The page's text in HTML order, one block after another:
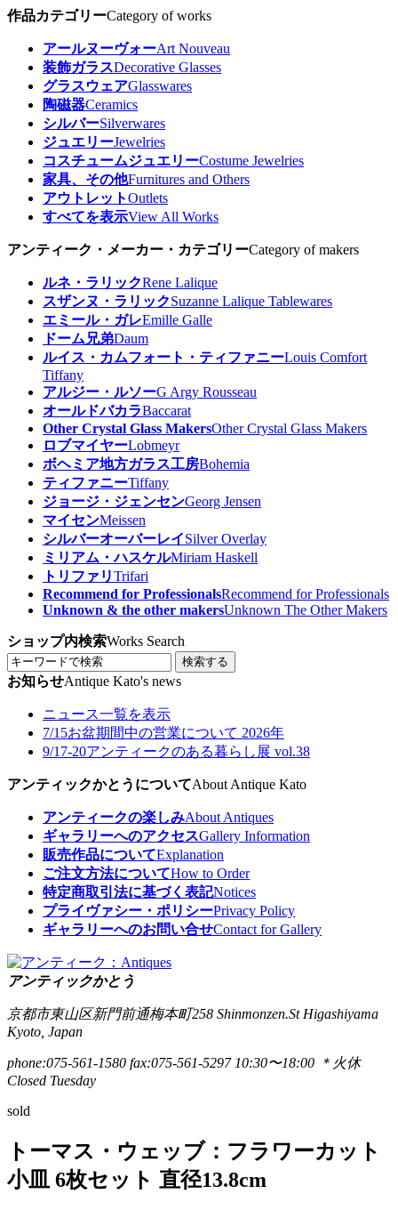
作品カテゴリーCategory of works
アールヌーヴォーArt Nouveau
装飾ガラスDecorative Glasses
グラスウェアGlasswares
陶磁器Ceramics
シルバーSilverwares
ジュエリーJewelries
コスチュームジュエリーCostume Jewelries
家具、その他Furnitures and Others
アウトレットOutlets
すべてを表示View All Works
アンティーク・メーカー・カテゴリーCategory of makers
ルネ・ラリックRene Lalique
スザンヌ・ラリックSuzanne Lalique Tablewares
エミール・ガレEmille Galle
ドーム兄弟Daum
ルイス・カムフォート・ティファニーLouis Comfort
Tiffany
アルジー・ルソーG Argy Rousseau
オールドバカラBaccarat
Other Crystal Glass MakersOther Crystal Glass Makers
ロブマイヤーLobmeyr
ボヘミア地方ガラス工房Bohemia
ティファニーTiffany
ジョージ・ジェンセンGeorg Jensen
マイセンMeissen
シルバーオーバーレイSilver Overlay
ミリアム・ハスケルMiriam Haskell
トリファリTrifari
Recommend for ProfessionalsRecommend for Professionals
Unknown & the other makersUnknown The Other Makers
ショップ内検索Works Search
検索する
お知らせAntique Kato's news
ニュース一覧を表示
7/15お盆期間中の営業について 2026年
9/17-20アンティークのある暮らし展 vol.38
アンティックかとうについてAbout Antique Kato
アンティークの楽しみAbout Antiques
ギャラリーへのアクセスGallery Information
販売作品についてExplanation
ご注文方法についてHow to Order
特定商取引法に基づく表記Notices
プライヴァシー・ポリシーPrivacy Policy
ギャラリーへのお問い合せContact for Gallery
アンティックかとう
京都市東山区新門前通梅本町258 Shinmonzen.St Higashiyama
Kyoto, Japan
phone:075-561-1580 fax:075-561-5297 10:30〜18:00 ＊火休
Closed Tuesday
sold
トーマス・ウェッブ：フラワーカット
小皿 6枚セット 直径13.8cm